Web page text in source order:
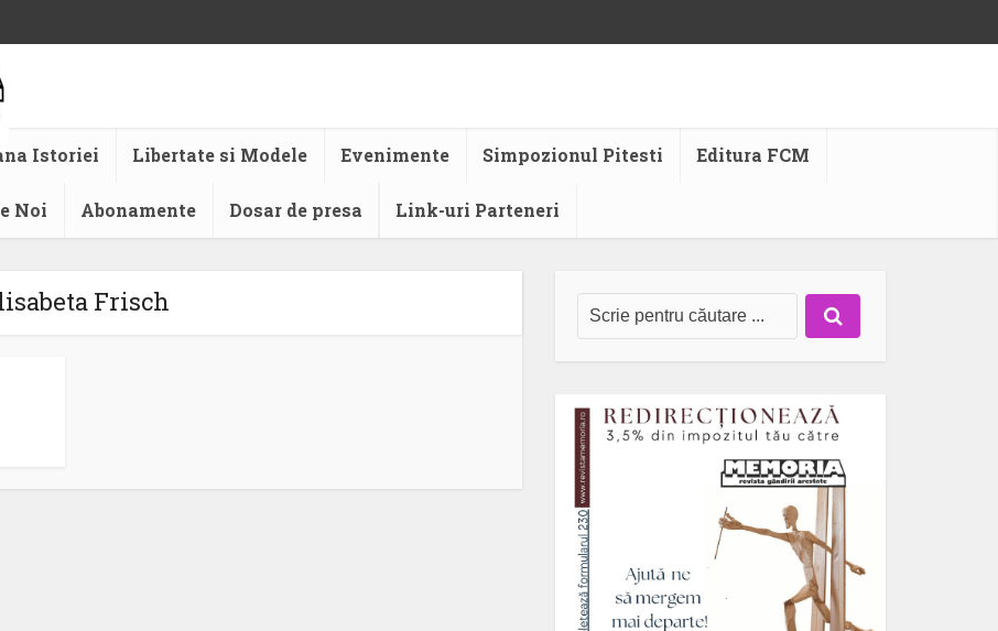
Istoriei Libertate si Modele Evenimente Simpozionul Pitesti Editura FCM
Noi Abonamente Dosar de presa Link-uri Parteneri
Frisch